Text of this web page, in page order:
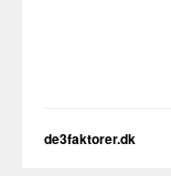
de3faktorer.dk